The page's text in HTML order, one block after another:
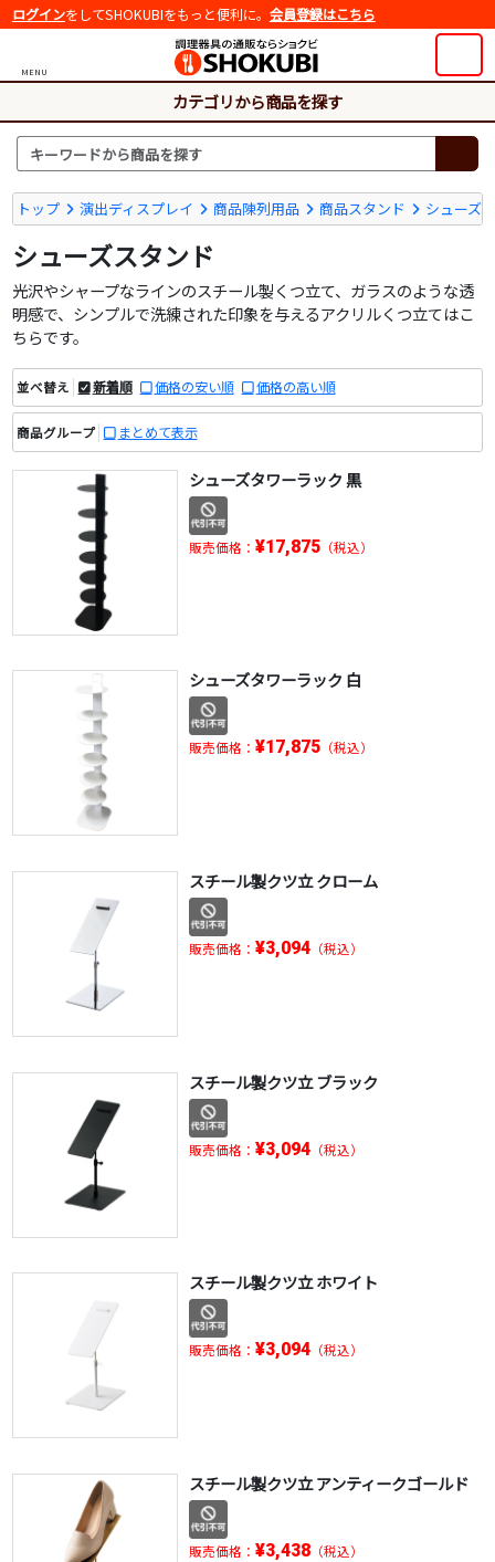
ログインをしてSHOKUBIをもっと便利に。 会員登録はこちら
MENU
カテゴリから商品を探す
トップ 演出ディスプレイ 商品陳列用品 商品スタンド シューズ
シューズスタンド
光沢やシャープなラインのスチール製くつ立て、ガラスのような透
明感で、シンプルで洗練された印象を与えるアクリルくつ立てはこ
ちらです。
並べ替え 新着順 価格の安い順 価格の高い順
商品グループ まとめて表示
シューズタワーラック 黒
販売価格： ¥17,875（税込）
シューズタワーラック 白
販売価格： ¥17,875（税込）
スチール製クツ立 クローム
販売価格： ¥3,094（税込）
スチール製クツ立 ブラック
販売価格： ¥3,094（税込）
スチール製クツ立 ホワイト
販売価格： ¥3,094（税込）
スチール製クツ立 アンティークゴールド
販売価格： ¥3,438（税込）